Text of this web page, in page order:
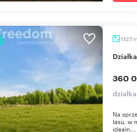
1127
360
Na
lasu, w
idealn...